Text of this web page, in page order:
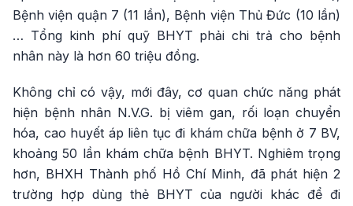
Bệnh viện quận 7 (11 lần), Bệnh viện Thủ Đức (10 lần)
… Tổng kinh phí quỹ BHYT phải chi trả cho bệnh
nhân này là hơn 60 triệu đồng.
Không chỉ có vậy, mới đây, cơ quan chức năng phát
hiện bệnh nhân N.V.G. bị viêm gan, rối loạn chuyển
hóa, cao huyết áp liên tục đi khám chữa bệnh ở 7 BV,
khoảng 50 lần khám chữa bệnh BHYT. Nghiêm trọng
hơn, BHXH Thành phố Hồ Chí Minh, đã phát hiện 2
trường hợp dùng thẻ BHYT của người khác để đi